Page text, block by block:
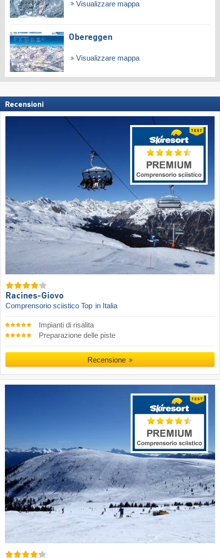
Visualizzare mappa
Obereggen
Visualizzare mappa
Recensioni
Racines-Giovo
Comprensorio sciistico Top in Italia
Impianti di risalita
Preparazione delle piste
Recensione